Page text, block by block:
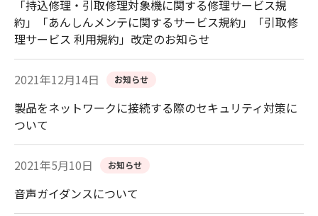
「持込修理・引取修理対象機に関する修理サービス規
約」「あんしんメンテに関するサービス規約」「引取修
理サービス 利用規約」改定のお知らせ
2021年12月14日 お知らせ
製品をネットワークに接続する際のセキュリティ対策に
ついて
2021年5月10日 お知らせ
音声ガイダンスについて